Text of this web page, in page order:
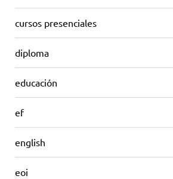
cursos presenciales
diploma
educación
ef
english
eoi